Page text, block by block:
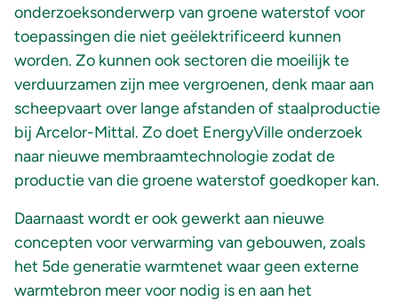
onderzoeksonderwerp van groene waterstof voor
toepassingen die niet geëlektrificeerd kunnen
worden. Zo kunnen ook sectoren die moeilijk te
verduurzamen zijn mee vergroenen, denk maar aan
scheepvaart over lange afstanden of staalproductie
bij Arcelor-Mittal. Zo doet EnergyVille onderzoek
naar nieuwe membraamtechnologie zodat de
productie van die groene waterstof goedkoper kan.
Daarnaast wordt er ook gewerkt aan nieuwe
concepten voor verwarming van gebouwen, zoals
het 5de generatie warmtenet waar geen externe
warmtebron meer voor nodig is en aan het